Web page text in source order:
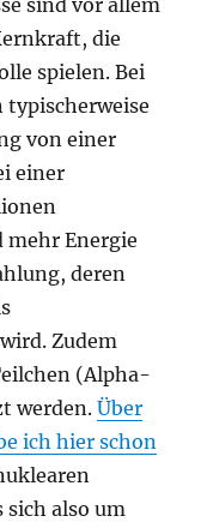
die
spielen. Bei
von einer
einer
Energie
deren
Zudem
(Alpha-
werden.Über
ich hier schon
also um